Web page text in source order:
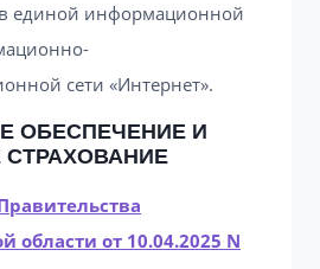
единой информационной
сети «Интернет».
ОБЕСПЕЧЕНИЕ И
области от 10.04.2025 N